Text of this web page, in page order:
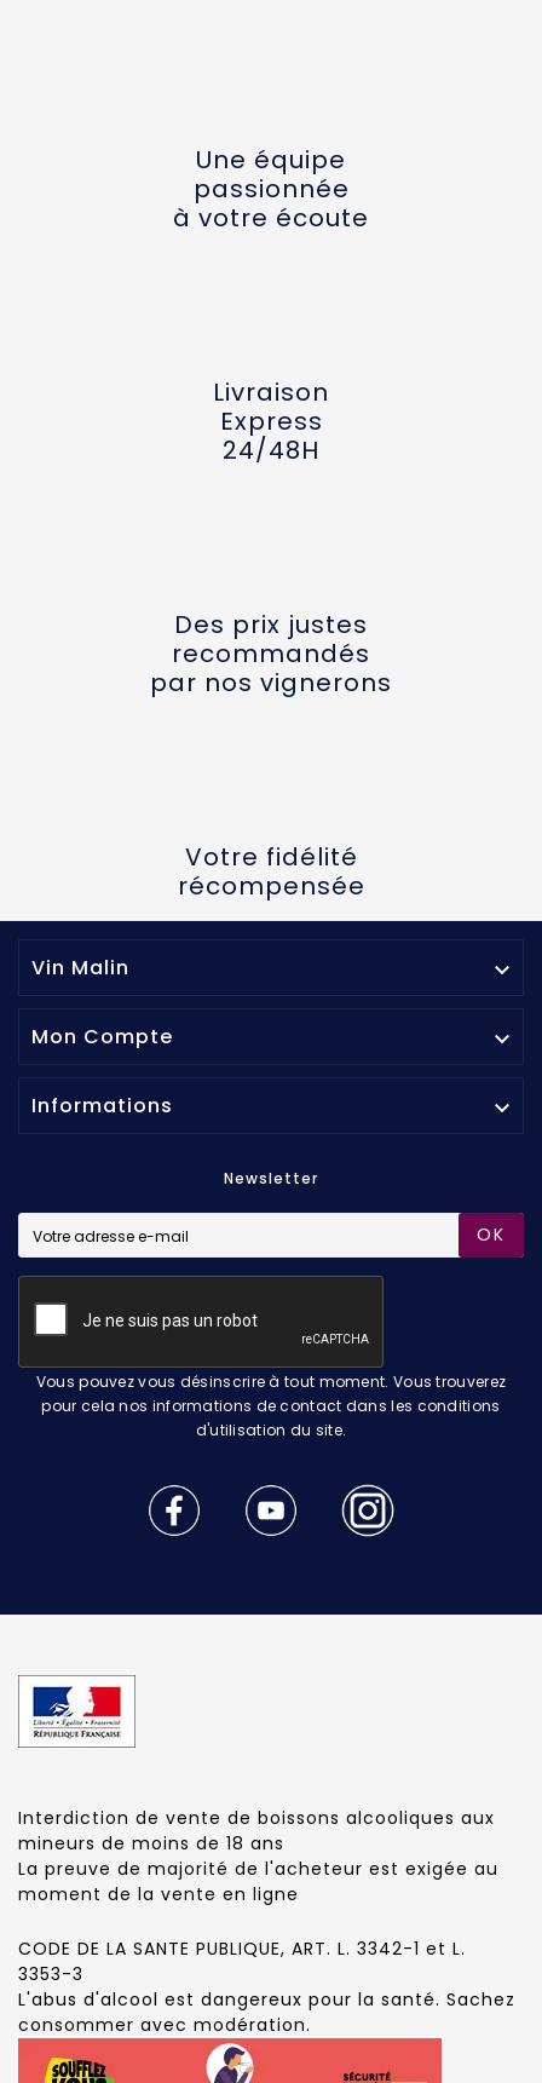
Une équipe
passionnée
à votre écoute
Livraison
Express
24/48H
Des prix justes
recommandés
par nos vignerons
Votre fidélité
récompensée
Vin Malin 
Mon Compte 
Informations 
Newsletter
OK
Vous pouvez vous désinscrire à tout moment. Vous trouverez
pour cela nos informations de contact dans les conditions
d'utilisation du site.
Interdiction de vente de boissons alcooliques aux
mineurs de moins de 18 ans
La preuve de majorité de l'acheteur est exigée au
moment de la vente en ligne
CODE DE LA SANTE PUBLIQUE, ART. L. 3342-1 et L.
3353-3
L'abus d'alcool est dangereux pour la santé. Sachez
consommer avec modération.